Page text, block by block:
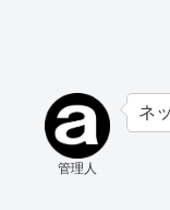
管理人
ネ